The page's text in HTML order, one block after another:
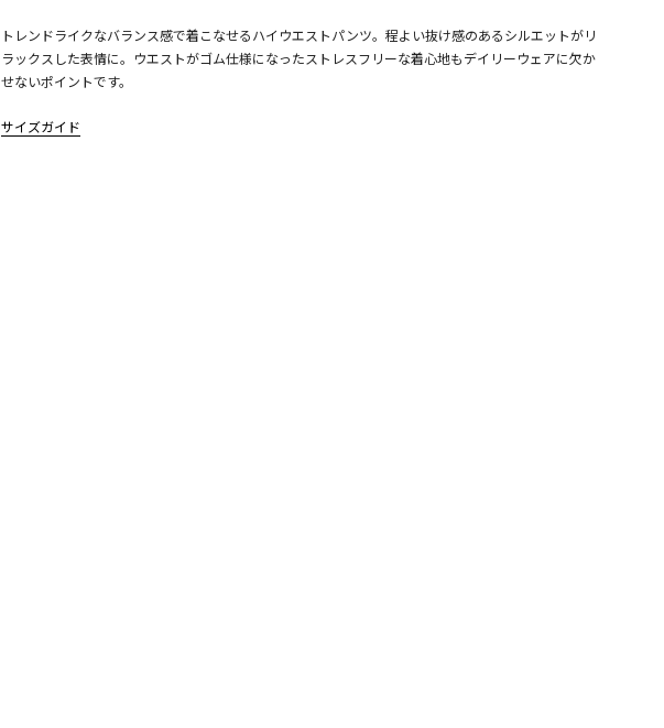
トレンドライクなバランス感で着こなせるハイウエストパンツ。程よい抜け感のあるシルエットがリ
ラックスした表情に。ウエストがゴム仕様になったストレスフリーな着心地もデイリーウェアに欠か
せないポイントです。
サイズガイド